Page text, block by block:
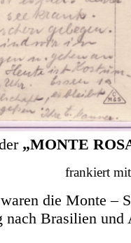
„MONTE
frankiert
die Monte –
nach Brasilien und